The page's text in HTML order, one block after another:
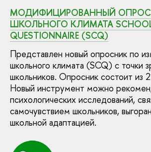
МОДИФИЦИРОВАННЫЙ
ШКОЛЬНОГО КЛИМАТА SCHOOL
QUESTIONNAIRE (SCQ)
Представлен новый опросник по
школьного климата (SCQ) с точки
школьников. Опросник состоит из
Новый инструмент можно
психологических исследований,
самочувствием школьников,
школьной адаптацией.